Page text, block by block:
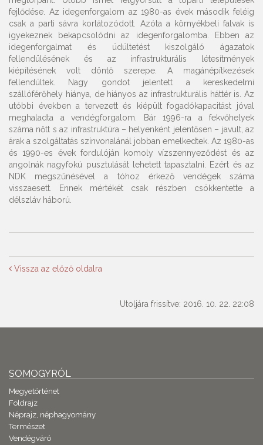
fejlődése. Az idegenforgalom az 1980-as évek második feléig
csak a parti sávra korlátozódott. Azóta a környékbeli falvak is
igyekeznek bekapcsolódni az idegenforgalomba. Ebben az
idegenforgalmat és üdültetést kiszolgáló ágazatok
fellendülésének és az infrastrukturális létesítmények
kiépítésének volt döntő szerepe. A magánépítkezések
fellendültek. Nagy gondot jelentett a kereskedelmi
szállóférőhely hiánya, de hiányos az infrastrukturális háttér is. Az
utóbbi években a tervezett és kiépült fogadókapacitást jóval
meghaladta a vendégforgalom. Bár 1996-ra a fekvőhelyek
száma nőtt s az infrastruktúra – helyenként jelentősen – javult, az
árak a szolgáltatás színvonalánál jobban emelkedtek. Az 1980-as
és 1990-es évek fordulóján komoly vízszennyeződést és az
angolnák nagyfokú pusztulását lehetett tapasztalni. Ezért és az
NDK megszűnésével a tóhoz érkező vendégek száma
visszaesett. Ennek mértékét csak részben csökkentette a
délszláv háború.
Vissza az előző oldalra
Utoljára frissítve: 2016. 10. 22. 22:08
SOMOGYRÓL
Megyetörténet
Földrajz
Néprajz, néphagyomány
Természet
Vendégváró